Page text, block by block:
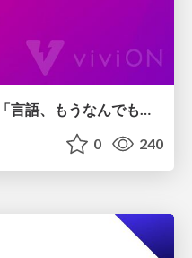
AI時代のPHPer生存戦略 ～「言語、もうなんでもよくない？」に本気で向き合う～
0 240